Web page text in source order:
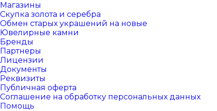
Магазины
Скупка золота и серебра
Обмен старых украшений на новые
Ювелирные камни
Бренды
Партнеры
Лицензии
Документы
Реквизиты
Публичная оферта
Соглашение на обработку персональных данных
Помощь